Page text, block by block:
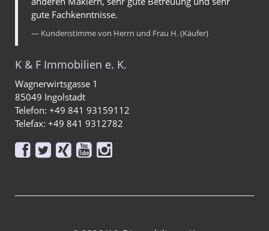
gute Fachkenntnisse.
Kundenstimme von Herrn und Frau H. (Käufer)
K & F Immobilien e. K.
Wagnerwirtsgasse 1
85049 Ingolstadt
Telefon: +49 841 93159112
Telefax: +49 841 9312782
    